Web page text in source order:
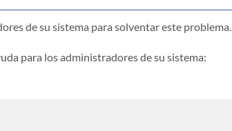
de su sistema para solventar este problema.
para los administradores de su sistema: